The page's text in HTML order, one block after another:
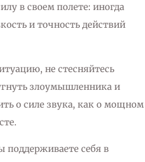
в своем полете: иногда
и точность действий
не стесняйтесь
злоумышленника и
о силе звука, как о мощном
поддерживаете себя в